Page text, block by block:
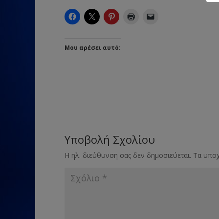
Μου αρέσει αυτό:
Υποβολή Σχολίου
Η ηλ. διεύθυνση σας δεν δημοσιεύεται. Τα